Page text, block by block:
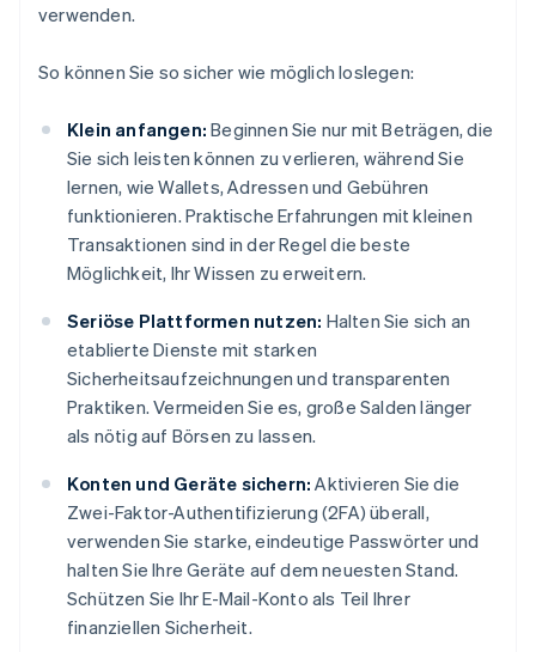
verwenden.
So können Sie so sicher wie möglich loslegen:
Klein anfangen: Beginnen Sie nur mit Beträgen, die
Sie sich leisten können zu verlieren, während Sie
lernen, wie Wallets, Adressen und Gebühren
funktionieren. Praktische Erfahrungen mit kleinen
Transaktionen sind in der Regel die beste
Möglichkeit, Ihr Wissen zu erweitern.
Seriöse Plattformen nutzen: Halten Sie sich an
etablierte Dienste mit starken
Sicherheitsaufzeichnungen und transparenten
Praktiken. Vermeiden Sie es, große Salden länger
als nötig auf Börsen zu lassen.
Konten und Geräte sichern: Aktivieren Sie die
Zwei-Faktor-Authentifizierung (2FA) überall,
verwenden Sie starke, eindeutige Passwörter und
halten Sie Ihre Geräte auf dem neuesten Stand.
Schützen Sie Ihr E-Mail-Konto als Teil Ihrer
finanziellen Sicherheit.